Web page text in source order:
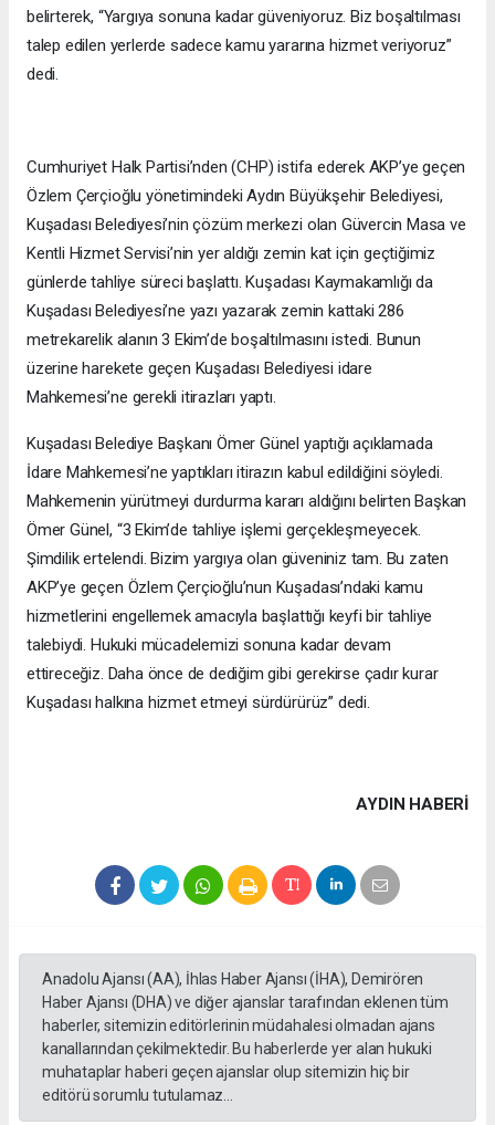
belirterek, “Yargıya sonuna kadar güveniyoruz. Biz boşaltılması
talep edilen yerlerde sadece kamu yararına hizmet veriyoruz”
dedi.
Cumhuriyet Halk Partisi’nden (CHP) istifa ederek AKP’ye geçen
Özlem Çerçioğlu yönetimindeki Aydın Büyükşehir Belediyesi,
Kuşadası Belediyesi’nin çözüm merkezi olan Güvercin Masa ve
Kentli Hizmet Servisi’nin yer aldığı zemin kat için geçtiğimiz
günlerde tahliye süreci başlattı. Kuşadası Kaymakamlığı da
Kuşadası Belediyesi’ne yazı yazarak zemin kattaki 286
metrekarelik alanın 3 Ekim’de boşaltılmasını istedi. Bunun
üzerine harekete geçen Kuşadası Belediyesi idare
Mahkemesi’ne gerekli itirazları yaptı.
Kuşadası Belediye Başkanı Ömer Günel yaptığı açıklamada
İdare Mahkemesi’ne yaptıkları itirazın kabul edildiğini söyledi.
Mahkemenin yürütmeyi durdurma kararı aldığını belirten Başkan
Ömer Günel, “3 Ekim’de tahliye işlemi gerçekleşmeyecek.
Şimdilik ertelendi. Bizim yargıya olan güveniniz tam. Bu zaten
AKP’ye geçen Özlem Çerçioğlu’nun Kuşadası’ndaki kamu
hizmetlerini engellemek amacıyla başlattığı keyfi bir tahliye
talebiydi. Hukuki mücadelemizi sonuna kadar devam
ettireceğiz. Daha önce de dediğim gibi gerekirse çadır kurar
Kuşadası halkına hizmet etmeyi sürdürürüz” dedi.
AYDIN HABERİ
Anadolu Ajansı (AA), İhlas Haber Ajansı (İHA), Demirören
Haber Ajansı (DHA) ve diğer ajanslar tarafından eklenen tüm
haberler, sitemizin editörlerinin müdahalesi olmadan ajans
kanallarından çekilmektedir. Bu haberlerde yer alan hukuki
muhataplar haberi geçen ajanslar olup sitemizin hiç bir
editörü sorumlu tutulamaz...